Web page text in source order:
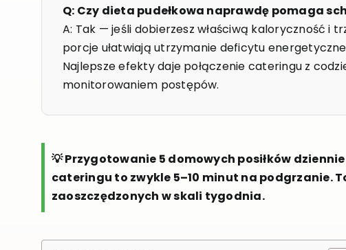
Q: Czy dieta pudełkowa naprawdę pomaga
A: Tak — jeśli dobierzesz właściwą kaloryczność i
porcje ułatwiają utrzymanie deficytu
Najlepsze efekty daje połączenie cateringu z
monitorowaniem postępów.
💡 Przygotowanie 5 domowych posiłków
cateringu to zwykle 5–10 minut na podgrzanie.
zaoszczędzonych w skali tygodnia.